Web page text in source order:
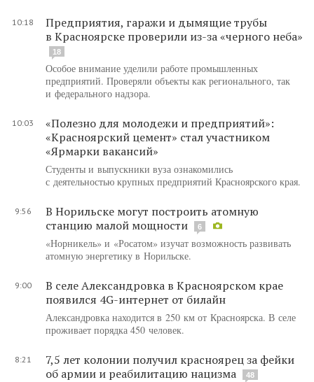
10:18
Предприятия, гаражи и дымящие трубы
в Красноярске проверили из-за «черного неба»
18
Особое внимание уделили работе промышленных
предприятий. Проверяли объекты как регионального, так
и федерального надзора.
10:03
«Полезно для молодежи и предприятий»:
«Красноярский цемент» стал участником
«Ярмарки вакансий»
Студенты и выпускники вуза ознакомились
с деятельностью крупных предприятий Красноярского края.
9:56
В Норильске могут построить атомную
станцию малой мощности
6
«Норникель» и «Росатом» изучат возможность развивать
атомную энергетику в Норильске.
9:00
В селе Александровка в Красноярском крае
появился 4G-интернет от билайн
Александровка находится в 250 км от Красноярска. В селе
проживает порядка 450 человек.
8:21
7,5 лет колонии получил красноярец за фейки
об армии и реабилитацию нацизма
48